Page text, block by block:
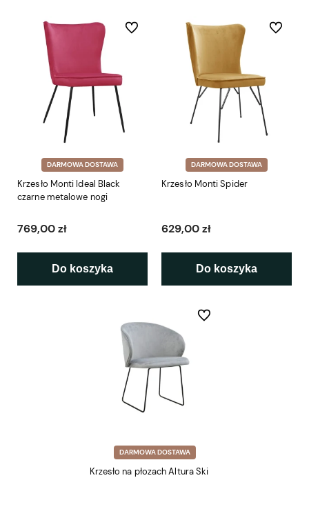
DARMOWA DOSTAWA
Krzesło Monti Ideal Black
czarne metalowe nogi
769,00 zł
Do koszyka
Do ulubionych
DARMOWA DOSTAWA
Krzesło Monti Spider
629,00 zł
Do koszyka
Do
DARMOWA DOSTAWA
Krzesło na płozach Altura Ski
Do ulubionych